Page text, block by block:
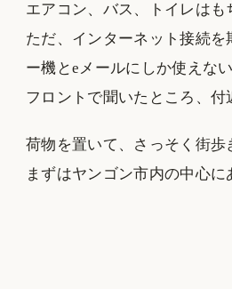
エアコン、バス、トイレはも
ただ、インターネット接続
ー機とeメールにしか使えな
フロントで聞いたところ、付
荷物を置いて、さっそく街歩
まずはヤンゴン市内の中心に